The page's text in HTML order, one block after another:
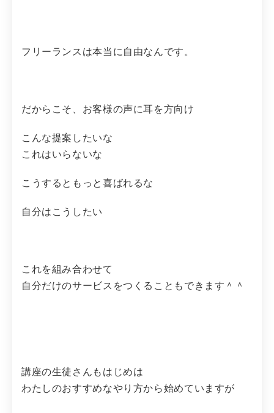
フリーランスは本当に自由なんです。
だからこそ、お客様の声に耳を方向け
こんな提案したいな
これはいらないな
こうするともっと喜ばれるな
自分はこうしたい
これを組み合わせて
自分だけのサービスをつくることもできます＾＾
講座の生徒さんもはじめは
わたしのおすすめなやり方から始めていますが